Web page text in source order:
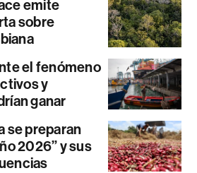
emite
sobre
el fenómeno
y
ganar
se preparan
2026” y sus